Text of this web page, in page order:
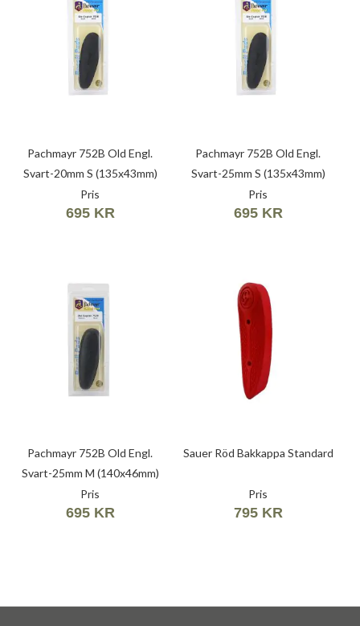
Pachmayr 752B Old Engl.
Svart-20mm S (135x43mm)
01629
Pris
695 KR
Pachmayr 752B Old Engl.
Svart-25mm S (135x43mm)
01621
Pris
695 KR
Pachmayr 752B Old Engl.
Svart-25mm M (140x46mm)
01612
Pris
695 KR
Sauer Röd Bakkappa Standard
Pris
795 KR